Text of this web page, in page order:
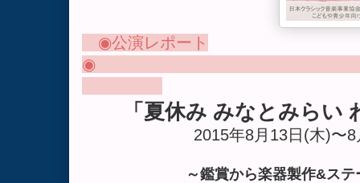
◉公演レポート
◉
「夏休み みなとみらい
2015年8月13日(木)〜
～鑑賞から楽器製作&ステ